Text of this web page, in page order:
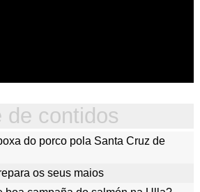
de contidos
do porco pola Santa Cruz de
os seus maios